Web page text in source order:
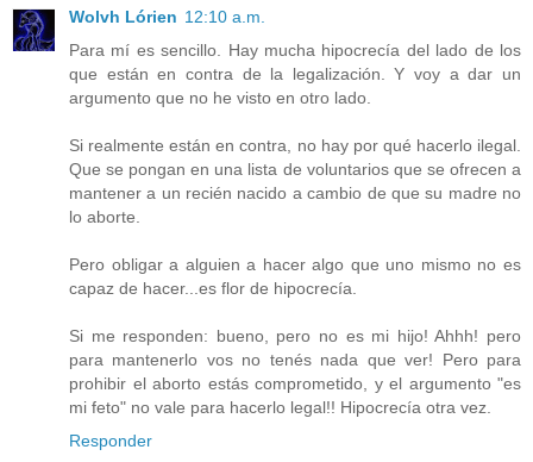
Wolvh Lórien 12:10 a.m.
Para mí es sencillo. Hay mucha hipocrecía del lado de los
que están en contra de la legalización. Y voy a dar un
argumento que no he visto en otro lado.
Si realmente están en contra, no hay por qué hacerlo ilegal.
Que se pongan en una lista de voluntarios que se ofrecen a
mantener a un recién nacido a cambio de que su madre no
lo aborte.
Pero obligar a alguien a hacer algo que uno mismo no es
capaz de hacer...es flor de hipocrecía.
Si me responden: bueno, pero no es mi hijo! Ahhh! pero
para mantenerlo vos no tenés nada que ver! Pero para
prohibir el aborto estás comprometido, y el argumento "es
mi feto" no vale para hacerlo legal!! Hipocrecía otra vez.
Responder